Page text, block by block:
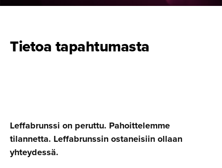
Tietoa tapahtumasta
Leffabrunssi on peruttu. Pahoittelemme
tilannetta. Leffabrunssin ostaneisiin ollaan
yhteydessä.